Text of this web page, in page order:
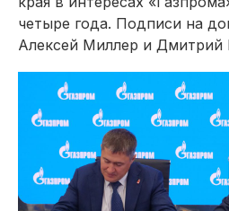
четыре года. Подписи на
Алексей Миллер и Дмитрий